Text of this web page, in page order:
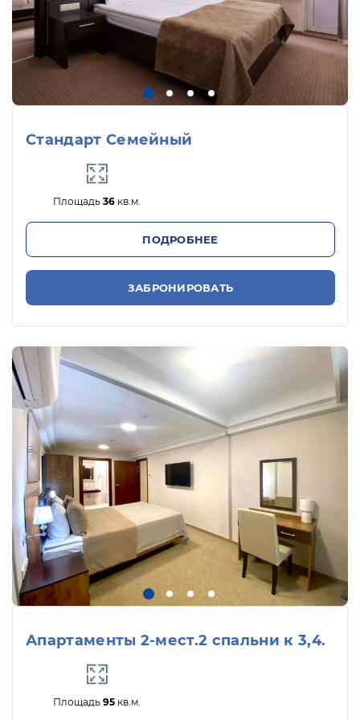
смогут играть и веселиться в детской
комнате, активно проводить время на
свежем воздухе на детской площадке, ну а
скучать маленьким гостям не позволит
команда профессиональных аниматоров.
порадует своей инфраструктурой,
удобствами и качественным досугом и
взрослых, и детей.
Стандарт Семейный
Площадь36 кв.м.
ПОДРОБНЕЕ
ЗАБРОНИРОВАТЬ
Апартаменты 2-мест.2 спальни к 3,4.
Площадь95 кв.м.